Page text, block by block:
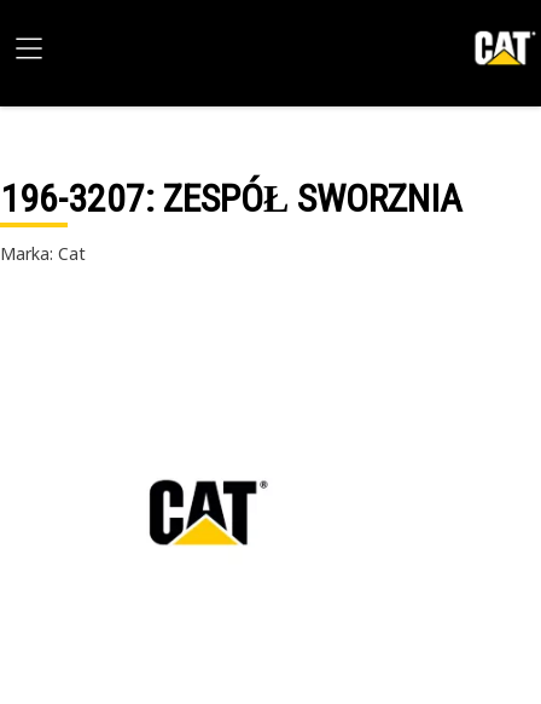
196-3207: ZESPÓŁ SWORZNIA
Marka: Cat